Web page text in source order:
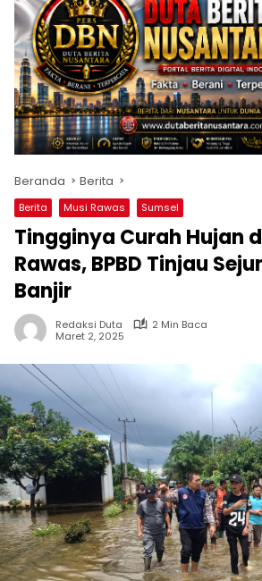
Beranda Berita
Berita Musi Rawas Sumsel
Tingginya Curah Hujan
Rawas, BPBD Tinjau
Banjir
Redaksi Duta
2 Min Baca
Maret 2, 2025